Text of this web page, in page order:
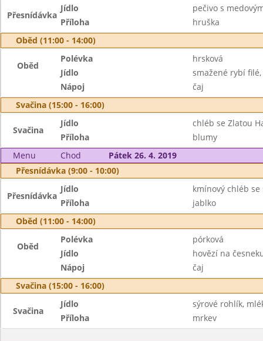
Přesnídávka
Jídlo
pečivo s
Příloha
hruška
Oběd (11:00 - 14:00)
Oběd
Polévka
hrsková
Jídlo
smažené rybí
Nápoj
čaj
Svačina (15:00 - 16:00)
Svačina
Jídlo
chléb se Zlatou
Příloha
blumy
Menu
Chod
Pátek 26. 4. 2019
Přesnídávka (9:00 - 10:00)
Přesnídávka
Jídlo
kmínový chléb
Příloha
jablko
Oběd (11:00 - 14:00)
Oběd
Polévka
pórková
Jídlo
hovězí na
Nápoj
čaj
Svačina (15:00 - 16:00)
Svačina
Jídlo
sýrové rohlík,
Příloha
mrkev